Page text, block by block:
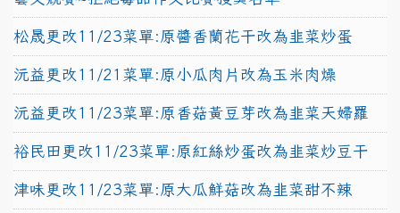
松晟更改11/23菜單:原醬香蘭花干改為韭菜炒蛋
沅益更改11/21菜單:原小瓜肉片改為玉米肉燥
沅益更改11/23菜單:原香菇黃豆芽改為韭菜天婦羅
裕民田更改11/23菜單:原紅絲炒蛋改為韭菜炒豆干
津味更改11/23菜單:原大瓜鮮菇改為韭菜甜不辣